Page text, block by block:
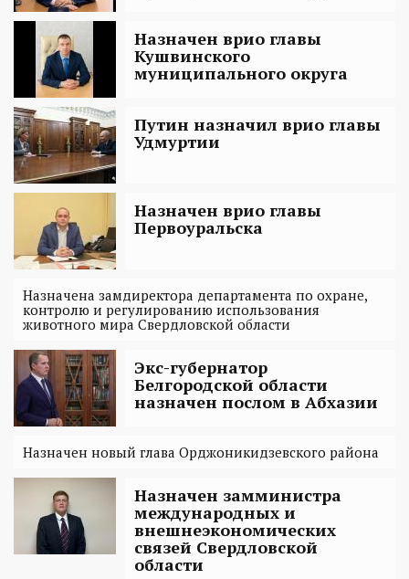
Назначен врио главы
Кушвинского
муниципального округа
Путин назначил врио главы
Удмуртии
Назначен врио главы
Первоуральска
Назначена замдиректора департамента по охране,
контролю и регулированию использования
животного мира Свердловской области
Экс-губернатор
Белгородской области
назначен послом в Абхазии
Назначен новый глава Орджоникидзевского района
Назначен замминистра
международных и
внешнеэкономических
связей Свердловской
области